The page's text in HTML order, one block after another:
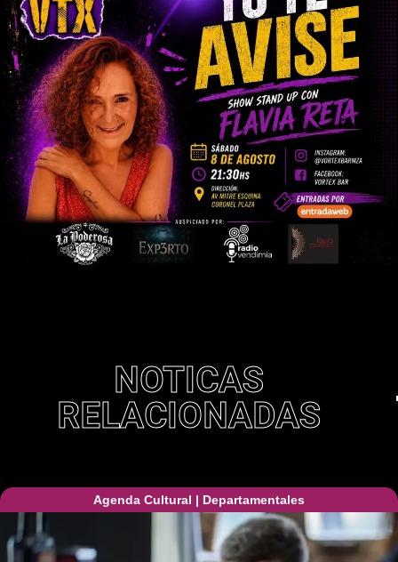
NOTICAS
RELACIONADAS
Agenda Cultural | Departamentales